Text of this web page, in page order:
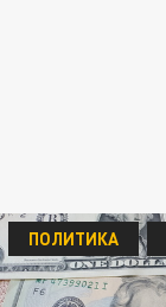
ПОЛИТИКА